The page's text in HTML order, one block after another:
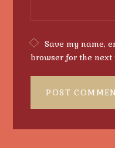
Save my name,
browser for the next